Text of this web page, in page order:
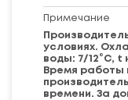
Примечание
условиях.
воды: 7/12°С, t
Время работы
времени. За